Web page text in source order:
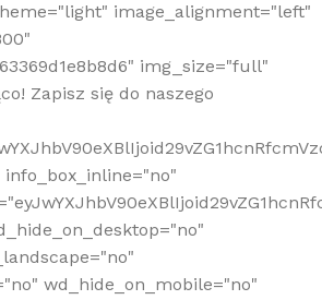
image_alignment="left"
img_size="full"
Zapisz się do naszego
wd_hide_on_mobile="no"